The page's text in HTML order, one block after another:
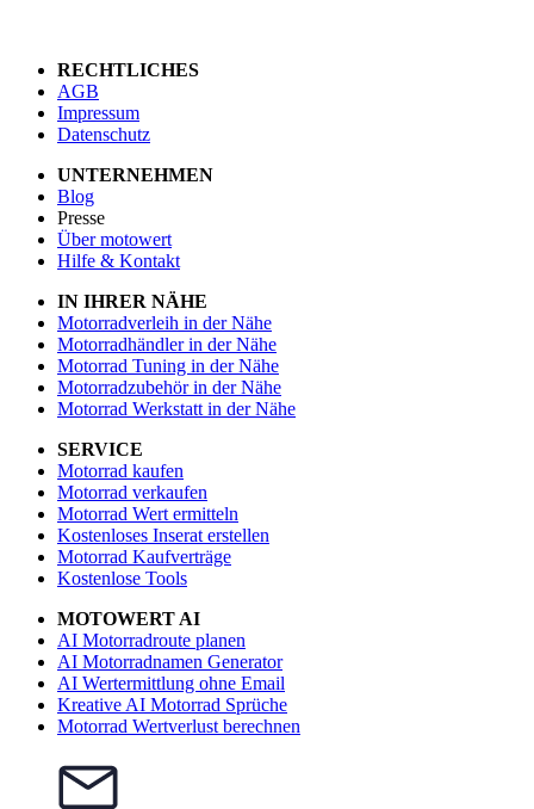
RECHTLICHES
AGB
Impressum
Datenschutz
UNTERNEHMEN
Blog
Presse
Über motowert
Hilfe & Kontakt
IN IHRER NÄHE
Motorradverleih in der Nähe
Motorradhändler in der Nähe
Motorrad Tuning in der Nähe
Motorradzubehör in der Nähe
Motorrad Werkstatt in der Nähe
SERVICE
Motorrad kaufen
Motorrad verkaufen
Motorrad Wert ermitteln
Kostenloses Inserat erstellen
Motorrad Kaufverträge
Kostenlose Tools
MOTOWERT AI
AI Motorradroute planen
AI Motorradnamen Generator
AI Wertermittlung ohne Email
Kreative AI Motorrad Sprüche
Motorrad Wertverlust berechnen